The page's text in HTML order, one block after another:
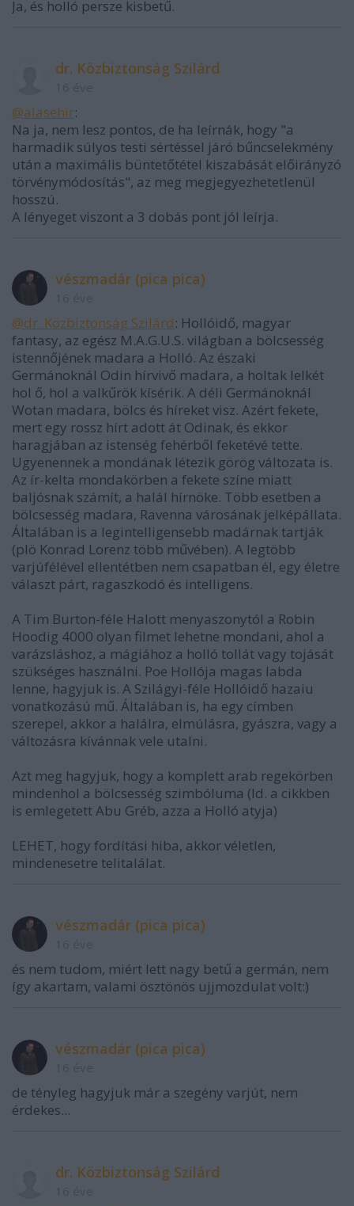
Ja, és holló persze kisbetű.
dr. Közbiztonság Szilárd
@alasehir:
Na ja, nem lesz pontos, de ha leírnák, hogy "a
harmadik súlyos testi sértéssel járó bűncselekmény
után a maximális büntetőtétel kiszabását előirányzó
törvénymódosítás", az meg megjegyezhetetlenül
hosszú.
A lényeget viszont a 3 dobás pont jól leírja.
vészmadár (pica pica)
@dr. Közbiztonság Szilárd: Hollóidő, magyar
fantasy, az egész M.A.G.U.S. világban a bölcsesség
istennőjének madara a Holló. Az északi
Germánoknál Odin hírvivő madara, a holtak lelkét
hol ő, hol a valkűrök kísérik. A déli Germánoknál
Wotan madara, bölcs és híreket visz. Azért fekete,
mert egy rossz hírt adott át Odinak, és ekkor
haragjában az istenség fehérből feketévé tette.
Ugyenennek a mondának létezik görög változata is.
Az ír-kelta mondakörben a fekete színe miatt
baljósnak számít, a halál hírnöke. Több esetben a
bölcsesség madara, Ravenna városának jelképállata.
Általában is a legintelligensebb madárnak tartják
(plö Konrad Lorenz több művében). A legtöbb
varjúfélével ellentétben nem csapatban él, egy életre
választ párt, ragaszkodó és intelligens.
A Tim Burton-féle Halott menyaszonytól a Robin
Hoodig 4000 olyan filmet lehetne mondani, ahol a
varázsláshoz, a mágiához a holló tollát vagy tojását
szükséges használni. Poe Hollója magas labda
lenne, hagyjuk is. A Szilágyi-féle Hollóidő hazaiu
vonatkozású mű. Általában is, ha egy címben
szerepel, akkor a halálra, elmúlásra, gyászra, vagy a
változásra kívánnak vele utalni.
Azt meg hagyjuk, hogy a komplett arab regekörben
mindenhol a bölcsesség szimbóluma (ld. a cikkben
is emlegetett Abu Gréb, azza a Holló atyja)
LEHET, hogy fordítási hiba, akkor véletlen,
mindenesetre telitalálat.
vészmadár (pica pica)
és nem tudom, miért lett nagy betű a germán, nem
így akartam, valami ösztönös ujjmozdulat volt:)
vészmadár (pica pica)
de tényleg hagyjuk már a szegény varjút, nem
érdekes...
dr. Közbiztonság Szilárd